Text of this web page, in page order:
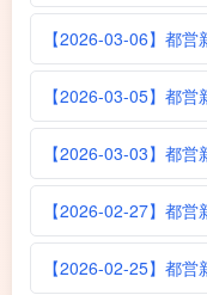
【2026-03-06】都営
【2026-03-05】都
【2026-03-03】都営
【2026-02-27】都営
【2026-02-25】都営